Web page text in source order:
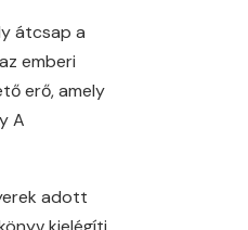
átcsap a
emberi
erő, amely
A
adott